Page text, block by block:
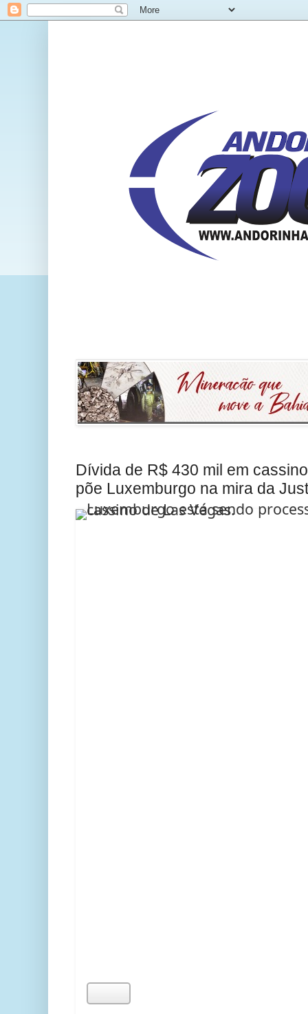
Dívida de R$ 430 mil em
põe Luxemburgo na mira da